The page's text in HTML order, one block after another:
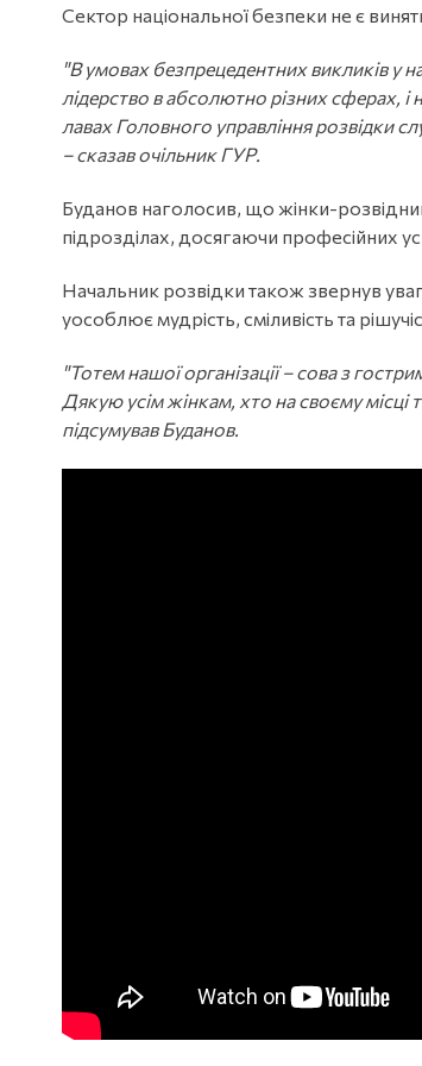
Сектор національної безпеки не є
"В умовах безпрецедентних викликів у
лідерство в абсолютно різних сферах,
лавах Головного управління розвідки
– сказав очільник ГУР.
Буданов наголосив, що жінки-
підрозділах, досягаючи професійних
Начальник розвідки також звернув
уособлює мудрість, сміливість та
"Тотем нашої організації – сова з
Дякую усім жінкам, хто на своєму місці
підсумував Буданов.